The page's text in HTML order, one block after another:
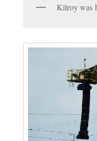
Kilroy was